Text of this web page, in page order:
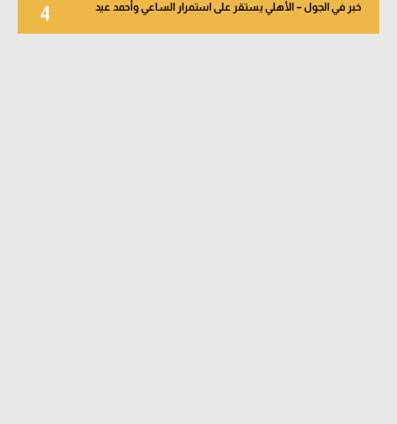
4 خبر في الجول – الأهلي يستقر على استمرار الساعي وأحمد عيد